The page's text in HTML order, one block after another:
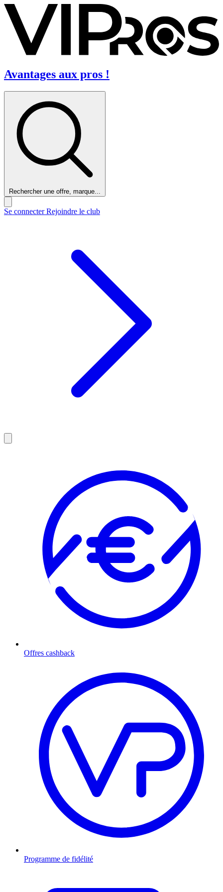
Avantages aux pros !
Rechercher une offre, marque...
Se connecterRejoindre le club
Offres cashback
Programme de fidélité